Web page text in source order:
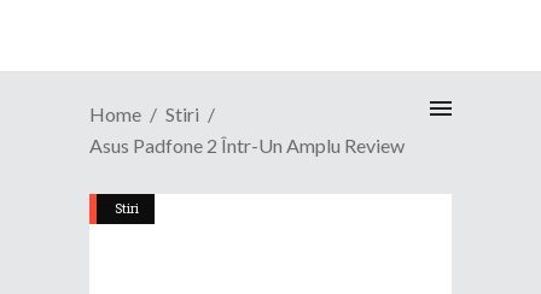
Home
Stiri
Asus Padfone 2 Într-Un Amplu Review
Stiri